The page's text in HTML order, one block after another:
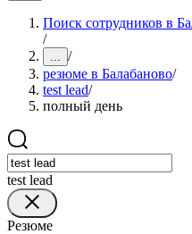
Поиск сотрудников в
/
... /
резюме в Балабаново/
test lead/
полный день
test lead
Резюме